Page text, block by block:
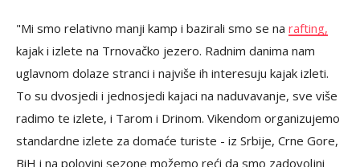
"Mi smo relativno manji kamp i bazirali smo se na rafting,
kajak i izlete na Trnovačko jezero. Radnim danima nam
uglavnom dolaze stranci i najviše ih interesuju kajak izleti.
To su dvosjedi i jednosjedi kajaci na naduvavanje, sve više
radimo te izlete, i Tarom i Drinom. Vikendom organizujemo
standardne izlete za domaće turiste - iz Srbije, Crne Gore,
BiH i na polovini sezone možemo reći da smo zadovoljni